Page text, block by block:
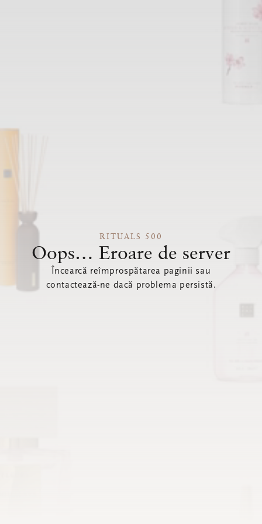
RITUALS 500
Oops… Eroare de server
Încearcă reîmprospătarea paginii sau
contactează-ne dacă problema persistă.